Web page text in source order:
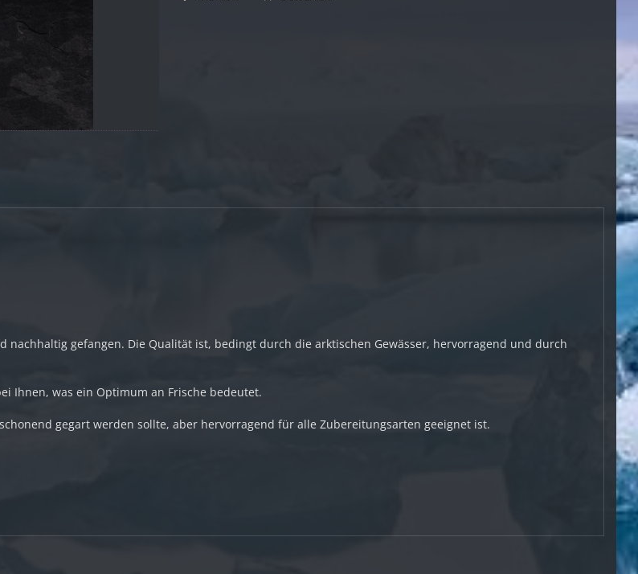
nachhaltig gefangen. Die Qualität ist, bedingt durch die arktischen Gewässer, hervorragend und durch
Ihnen, was ein Optimum an Frische bedeutet.
gegart werden sollte, aber hervorragend für alle Zubereitungsarten geeignet ist.